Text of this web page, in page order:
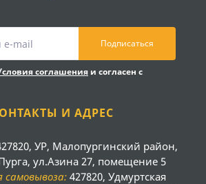
Подписаться
соглашения и согласен с
И АДРЕС
УР, Малопургинский район,
ул.Азина 27, помещение 5
самовывоза:427820, Удмуртская